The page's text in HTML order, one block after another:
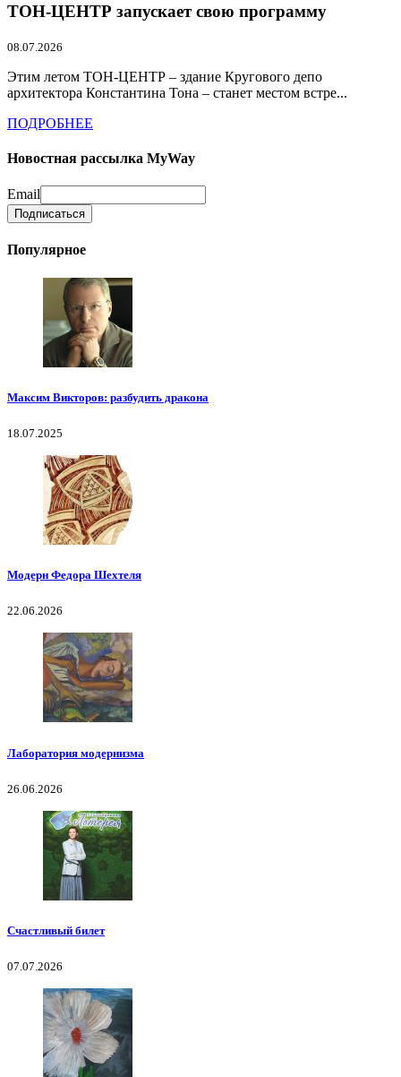
ТОН-ЦЕНТР запускает свою программу
08.07.2026
Этим летом ТОН-ЦЕНТР – здание Кругового депо
архитектора Константина Тона – станет местом встре...
ПОДРОБНЕЕ
Новостная рассылка MyWay
Email
Популярное
Максим Викторов: разбудить дракона
18.07.2025
Модерн Федора Шехтеля
22.06.2026
Лаборатория модернизма
26.06.2026
Счастливый билет
07.07.2026